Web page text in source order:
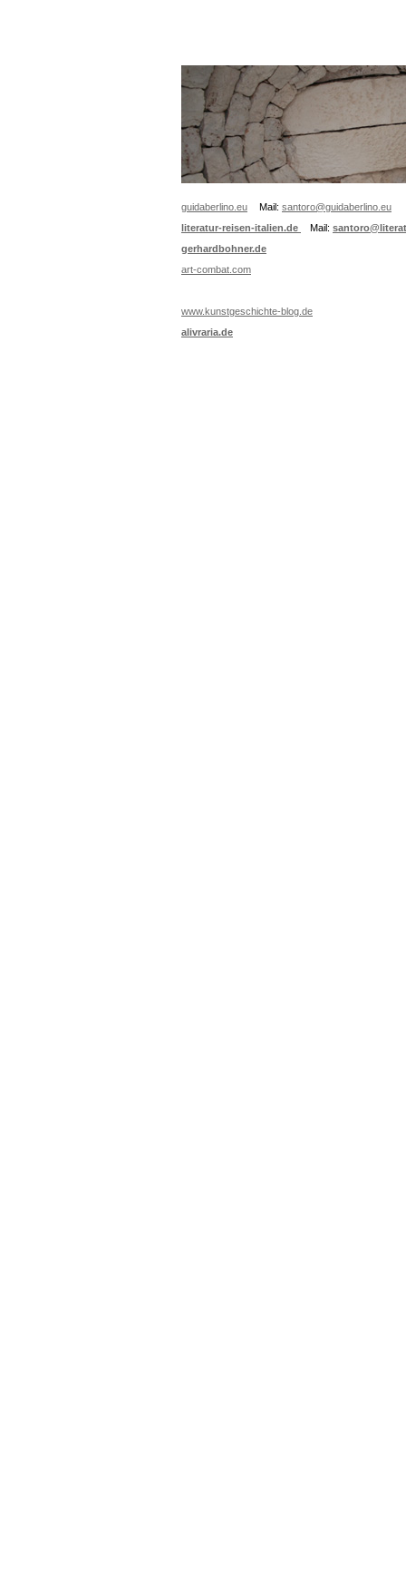
guidaberlino.eu Mail: santoro@guidaberlino.eu
literatur-reisen-italien.de
Mail:
gerhardbohner.de
art-combat.com
www.kunstgeschichte-blog.de
alivraria.de